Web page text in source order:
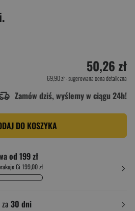
50,26 zł
69,90 zł- sugerowana cena detaliczna
Zamów dziś, wyślemy w ciągu 24h!
DO KOSZYKA
od 199 zł
Ci 199,00 zł
30 dni